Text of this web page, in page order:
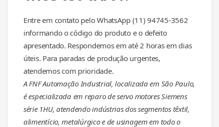
Entre em contato pelo WhatsApp (11) 94745-3562
informando o código do produto e o defeito
apresentado. Respondemos em até 2 horas em dias
úteis. Para paradas de produção urgentes,
atendemos com prioridade.
A FNF Automação Industrial, localizada em São Paulo,
é especializada em reparo de servo motores Siemens
série 1HU, atendendo indústrias dos segmentos têxtil,
alimentício, metalúrgico e de usinagem em todo o